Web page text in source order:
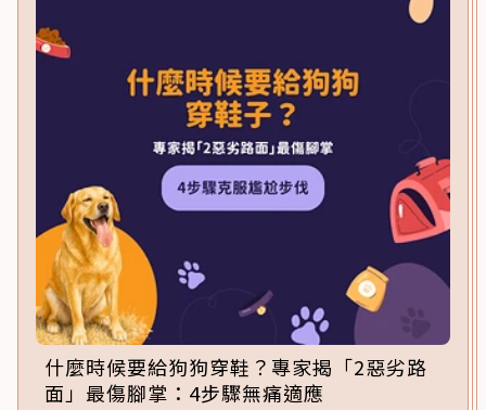
什麼時候要給狗狗穿鞋？專家揭「2惡劣路
面」最傷腳掌：4步驟無痛適應